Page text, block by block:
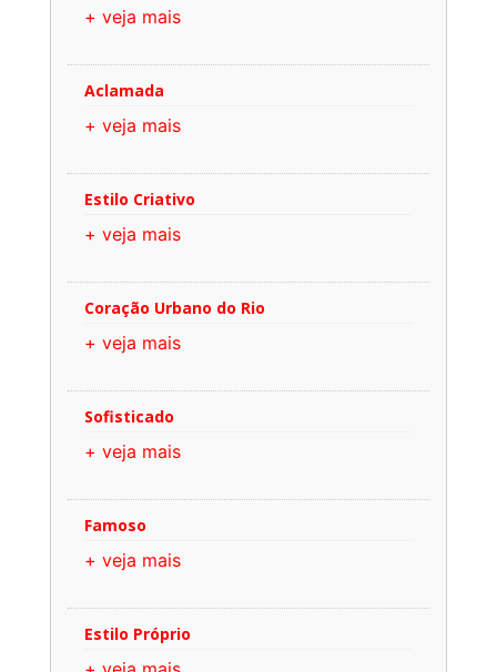
+ veja mais
Aclamada
+ veja mais
Estilo Criativo
+ veja mais
Coração Urbano do Rio
+ veja mais
Sofisticado
+ veja mais
Famoso
+ veja mais
Estilo Próprio